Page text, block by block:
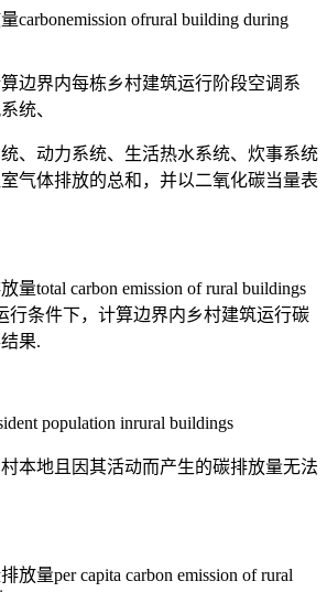
carbonemission ofrural building during
边界内每栋乡村建筑运行阶段空调系
统、
、动力系统、生活热水系统、炊事系统
气体排放的总和，并以二氧化碳当量表
量total carbon emission of rural buildings
行条件下，计算边界内乡村建筑运行碳
果.
population inrural buildings
本地且因其活动而产生的碳排放量无法
放量per capita carbon emission of rural